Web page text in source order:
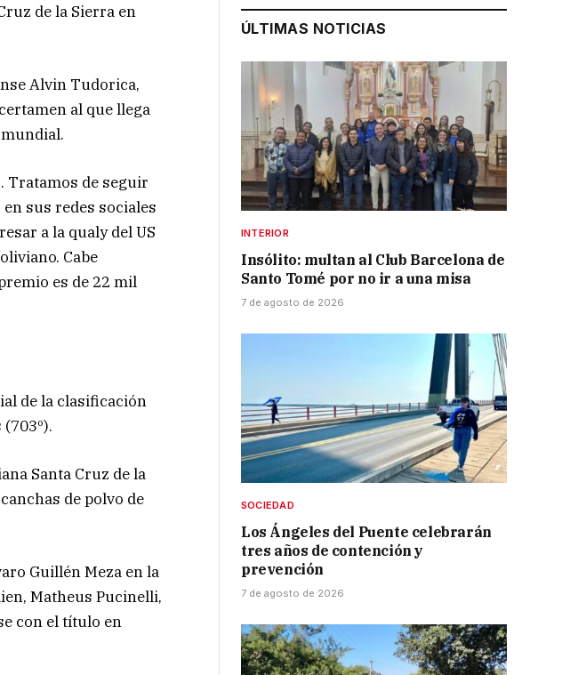
de la Sierra en
Alvin Tudorica,
al que llega
Tratamos de seguir
sus redes sociales
a la qualy del US
Cabe
es de 22 mil
de la clasificación
Santa Cruz de la
de polvo de
Guillén Meza en la
Matheus Pucinelli,
con el título en
ÚLTIMAS NOTICIAS
INTERIOR
Insólito: multan al Club Barcelona de
Santo Tomé por no ir a una misa
7 de agosto de 2026
SOCIEDAD
Los Ángeles del Puente celebrarán
tres años de contención y
prevención
7 de agosto de 2026